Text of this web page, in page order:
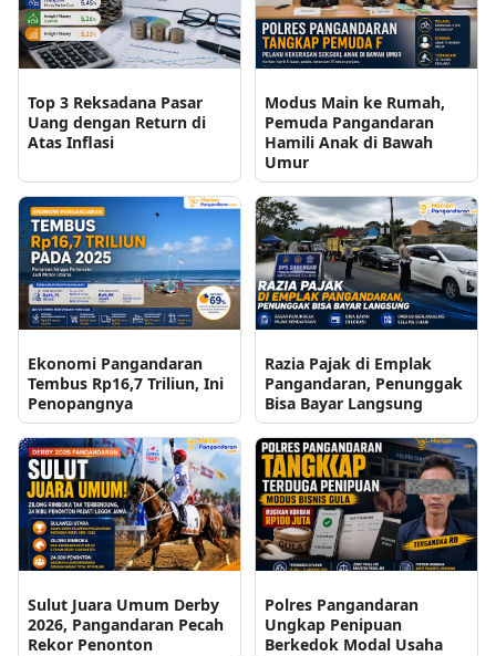
Top 3 Reksadana Pasar
Uang dengan Return di
Atas Inflasi
Modus Main ke Rumah,
Pemuda Pangandaran
Hamili Anak di Bawah
Umur
Ekonomi Pangandaran
Tembus Rp16,7 Triliun, Ini
Penopangnya
Razia Pajak di Emplak
Pangandaran, Penunggak
Bisa Bayar Langsung
Sulut Juara Umum Derby
2026, Pangandaran Pecah
Rekor Penonton
Polres Pangandaran
Ungkap Penipuan
Berkedok Modal Usaha